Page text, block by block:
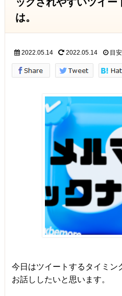
は。
2022.05.14 2022.05.14 目
今日はツイートするタイミン
お話ししたいと思います。